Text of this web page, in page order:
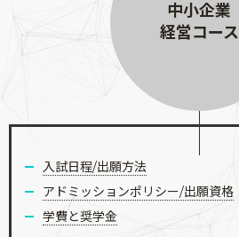
中小企業
経営コース
入試日程/出願方法
アドミッションポリシー/出願資格
学費と奨学金